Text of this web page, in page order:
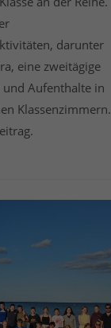
darunter
eine zweitägige
und Aufenthalte in
Klassenzimmern.